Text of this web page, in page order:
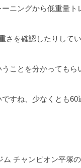
ニングから低重量
さを確認したりして
ことを分かってもら
すね、少なくとも
チャンピオン平塚